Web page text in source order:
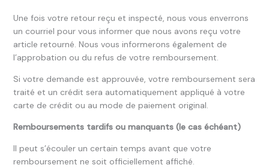
Une fois votre retour reçu et inspecté, nous vous enverrons
un courriel pour vous informer que nous avons reçu votre
article retourné. Nous vous informerons également de
l’approbation ou du refus de votre remboursement.
Si votre demande est approuvée, votre remboursement sera
traité et un crédit sera automatiquement appliqué à votre
carte de crédit ou au mode de paiement original.
Remboursements tardifs ou manquants (le cas échéant)
Il peut s’écouler un certain temps avant que votre
remboursement ne soit officiellement affiché.